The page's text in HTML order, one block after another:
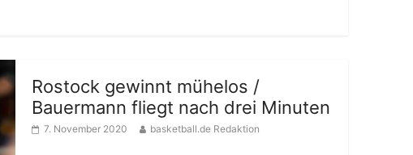
Rostock gewinnt mühelos /
Bauermann fliegt nach drei Minuten
7. November 2020 basketball.de Redaktion